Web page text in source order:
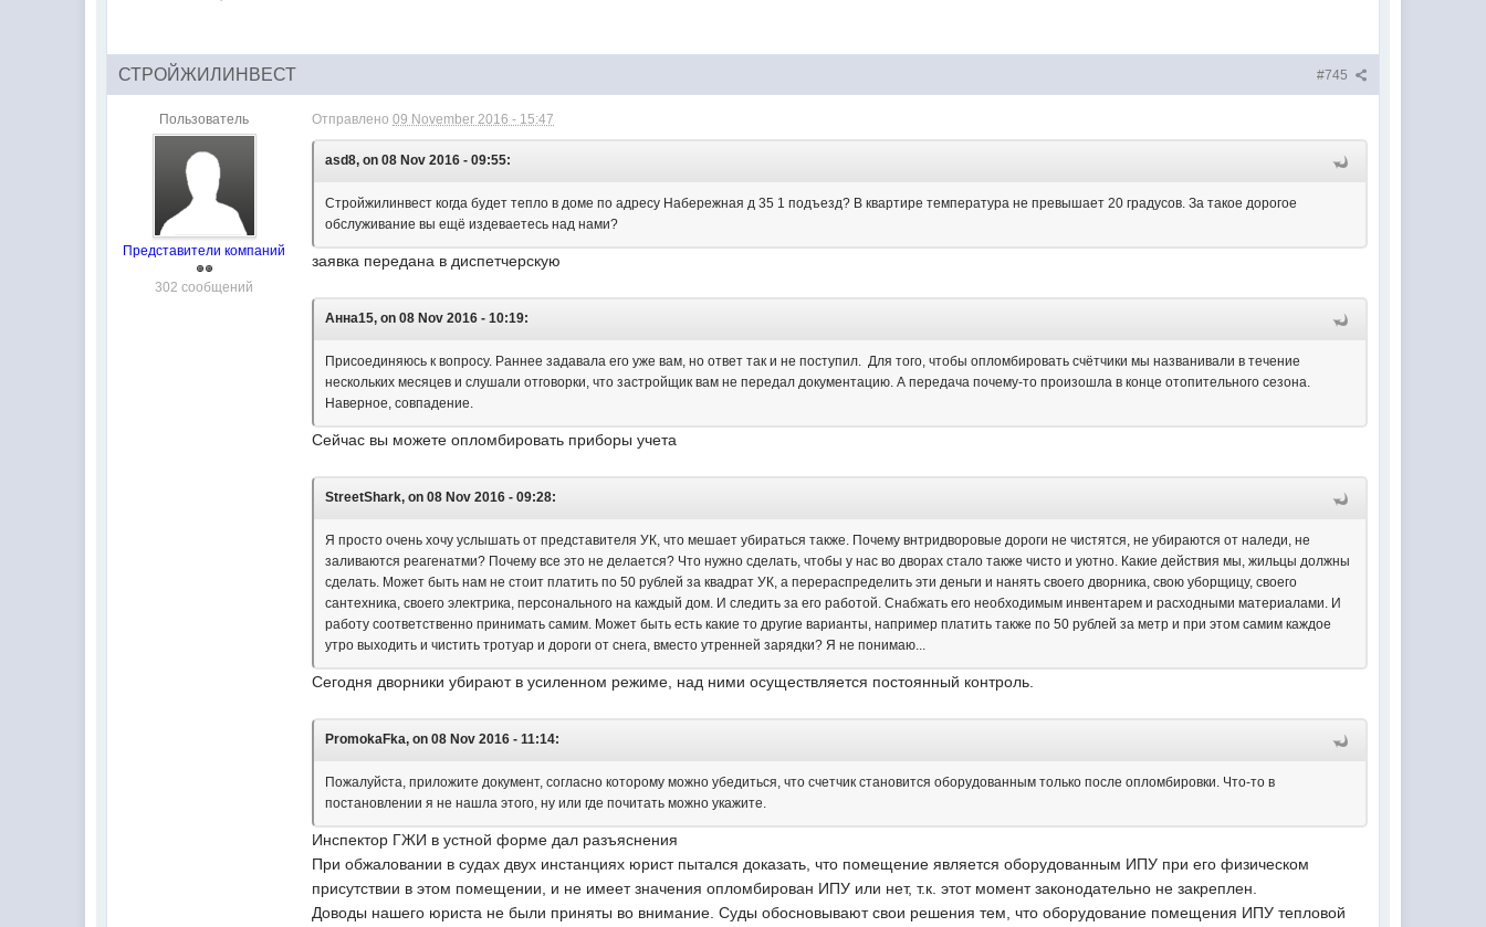
#745
СТРОЙЖИЛИНВЕСТ
Пользователь
Представители компаний
302 сообщений
Отправлено09 November 2016 - 15:47
asd8, on 08 Nov 2016 - 09:55:
Стройжилинвест когда будет тепло в доме по адресу Набережная д 35 1 подъезд? В квартире температура не превышает 20 градусов. За такое дорогое
обслуживание вы ещё издеваетесь над нами?
заявка передана в диспетчерскую
Анна15, on 08 Nov 2016 - 10:19:
Присоединяюсь к вопросу. Раннее задавала его уже вам, но ответ так и не поступил. Для того, чтобы опломбировать счётчики мы названивали в течение
нескольких месяцев и слушали отговорки, что застройщик вам не передал документацию. А передача почему-то произошла в конце отопительного сезона.
Наверное, совпадение.
Сейчас вы можете опломбировать приборы учета
StreetShark, on 08 Nov 2016 - 09:28:
Я просто очень хочу услышать от представителя УК, что мешает убираться также. Почему внтридворовые дороги не чистятся, не убираются от наледи, не
заливаются реагенатми? Почему все это не делается? Что нужно сделать, чтобы у нас во дворах стало также чисто и уютно. Какие действия мы, жильцы должны
сделать. Может быть нам не стоит платить по 50 рублей за квадрат УК, а перераспределить эти деньги и нанять своего дворника, свою уборщицу, своего
сантехника, своего электрика, персонального на каждый дом. И следить за его работой. Снабжать его необходимым инвентарем и расходными материалами. И
работу соответственно принимать самим. Может быть есть какие то другие варианты, например платить также по 50 рублей за метр и при этом самим каждое
утро выходить и чистить тротуар и дороги от снега, вместо утренней зарядки? Я не понимаю...
Сегодня дворники убирают в усиленном режиме, над ними осуществляется постоянный контроль.
PromokaFka, on 08 Nov 2016 - 11:14:
Пожалуйста, приложите документ, согласно которому можно убедиться, что счетчик становится оборудованным только после опломбировки. Что-то в
постановлении я не нашла этого, ну или где почитать можно укажите.
Инспектор ГЖИ в устной форме дал разъяснения
При обжаловании в судах двух инстанциях юрист пытался доказать, что помещение является оборудованным ИПУ при его физическом
присутствии в этом помещении, и не имеет значения опломбирован ИПУ или нет, т.к. этот момент законодательно не закреплен.
Доводы нашего юриста не были приняты во внимание. Суды обосновывают свои решения тем, что оборудование помещения ИПУ тепловой